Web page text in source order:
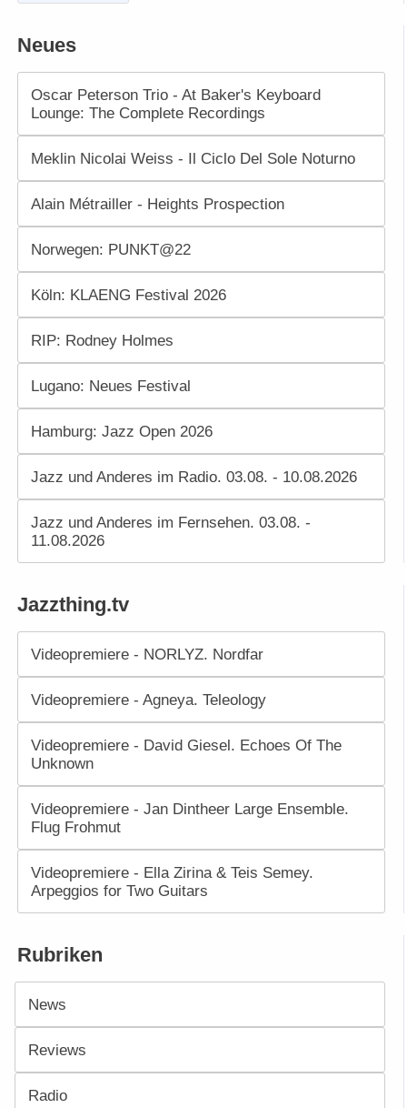
Neues
Oscar Peterson Trio - At Baker's Keyboard
Lounge: The Complete Recordings
Meklin Nicolai Weiss - Il Ciclo Del Sole Noturno
Alain Métrailler - Heights Prospection
Norwegen: PUNKT@22
Köln: KLAENG Festival 2026
RIP: Rodney Holmes
Lugano: Neues Festival
Hamburg: Jazz Open 2026
Jazz und Anderes im Radio. 03.08. - 10.08.2026
Jazz und Anderes im Fernsehen. 03.08. -
11.08.2026
Jazzthing.tv
Videopremiere - NORLYZ. Nordfar
Videopremiere - Agneya. Teleology
Videopremiere - David Giesel. Echoes Of The
Unknown
Videopremiere - Jan Dintheer Large Ensemble.
Flug Frohmut
Videopremiere - Ella Zirina & Teis Semey.
Arpeggios for Two Guitars
Rubriken
News
Reviews
Radio